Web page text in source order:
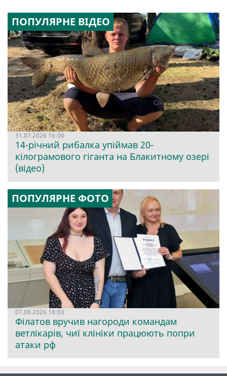
ПОПУЛЯРНЕ ВІДЕО
31.07.2026 16:00
14-річний рибалка упіймав 20-
кілограмового гіганта на Блакитному озері
(відео)
ПОПУЛЯРНЕ ФОТО
07.08.2026 18:03
Філатов вручив нагороди командам
ветлікарів, чиї клініки працюють попри
атаки рф